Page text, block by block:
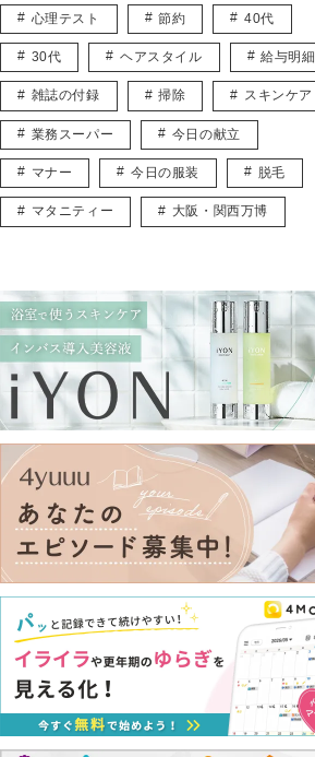
心理テスト 節約 40代
30代 ヘアスタイル 給与明細
雑誌の付録 掃除 スキンケア
業務スーパー 今日の献立
マナー 今日の服装 脱毛
マタニティー 大阪・関西万博